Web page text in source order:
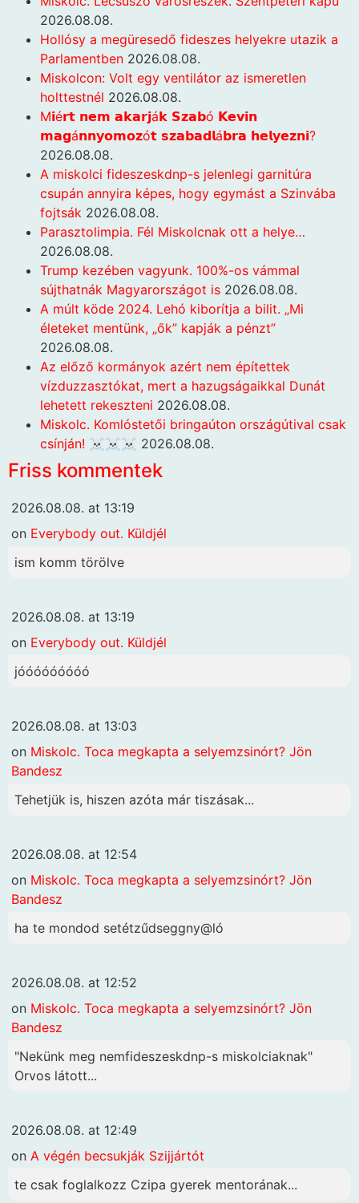
2026.08.08.
Hollósy a megüresedő fideszes helyekre utazik a
Parlamentben 2026.08.08.
Miskolcon: Volt egy ventilátor az ismeretlen
holttestnél 2026.08.08.
M𝗶é𝗿𝘁 𝗻𝗲𝗺 𝗮𝗸𝗮𝗿𝗷á𝗸 𝗦𝘇𝗮𝗯ó 𝗞𝗲𝘃𝗶𝗻
𝗺𝗮𝗴á𝗻𝗻𝘆𝗼𝗺𝗼𝘇ó𝘁 𝘀𝘇𝗮𝗯𝗮𝗱𝗹á𝗯𝗿𝗮 𝗵𝗲𝗹𝘆𝗲𝘇𝗻𝗶?
2026.08.08.
A miskolci fideszeskdnp-s jelenlegi garnitúra
csupán annyira képes, hogy egymást a Szinvába
fojtsák 2026.08.08.
Parasztolimpia. Fél Miskolcnak ott a helye…
2026.08.08.
Trump kezében vagyunk. 100%-os vámmal
sújthatnák Magyarországot is 2026.08.08.
A múlt köde 2024. Lehó kiborítja a bilit. „Mi
életeket mentünk, „ők” kapják a pénzt”
2026.08.08.
Az előző kormányok azért nem építettek
vízduzzasztókat, mert a hazugságaikkal Dunát
lehetett rekeszteni 2026.08.08.
Miskolc. Komlóstetői bringaúton országútival csak
csínján! ☠️☠️☠️ 2026.08.08.
Friss kommentek
2026.08.08. at 13:19
on Everybody out. Küldjél
ism komm törölve
2026.08.08. at 13:19
on Everybody out. Küldjél
jóóóóóóóóó
2026.08.08. at 13:03
on Miskolc. Toca megkapta a selyemzsinórt? Jön
Bandesz
Tehetjük is, hiszen azóta már tiszásak...
2026.08.08. at 12:54
on Miskolc. Toca megkapta a selyemzsinórt? Jön
Bandesz
ha te mondod setétzűdseggny@ló
2026.08.08. at 12:52
on Miskolc. Toca megkapta a selyemzsinórt? Jön
Bandesz
"Nekünk meg nemfideszeskdnp-s miskolciaknak"
Orvos látott...
2026.08.08. at 12:49
on A végén becsukják Szijjártót
te csak foglalkozz Czipa gyerek mentorának...